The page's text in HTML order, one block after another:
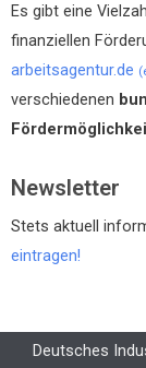
Es gibt eine
finanziellen
arbeitsagentur.de
verschiedenen
Newsletter
Stets aktuell
eintragen!
Deutsches